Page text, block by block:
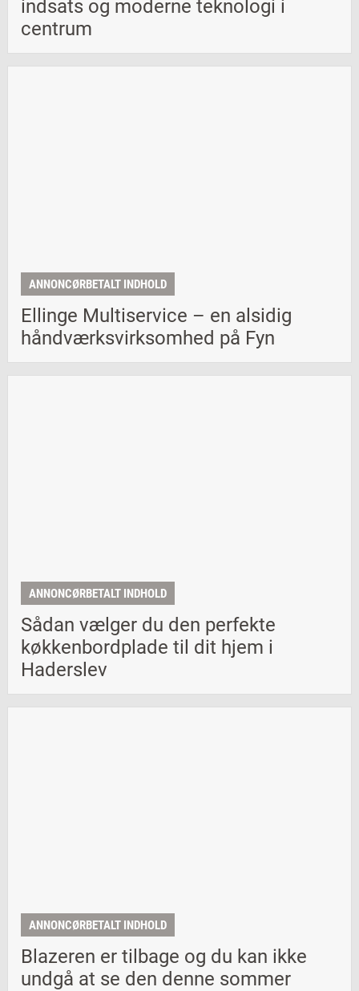
indsats og moderne teknologi i
centrum
ANNONCØRBETALT INDHOLD
Ellinge Multiservice – en alsidig
håndværksvirksomhed på Fyn
ANNONCØRBETALT INDHOLD
Sådan vælger du den perfekte
køkkenbordplade til dit hjem i
Haderslev
ANNONCØRBETALT INDHOLD
Blazeren er tilbage og du kan ikke
undgå at se den denne sommer